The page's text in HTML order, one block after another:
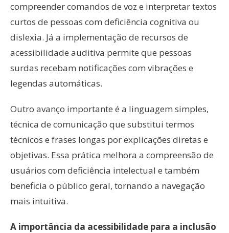
compreender comandos de voz e interpretar textos
curtos de pessoas com deficiência cognitiva ou
dislexia. Já a implementação de recursos de
acessibilidade auditiva permite que pessoas
surdas recebam notificações com vibrações e
legendas automáticas.
Outro avanço importante é a linguagem simples,
técnica de comunicação que substitui termos
técnicos e frases longas por explicações diretas e
objetivas. Essa prática melhora a compreensão de
usuários com deficiência intelectual e também
beneficia o público geral, tornando a navegação
mais intuitiva.
A importância da acessibilidade para a inclusão